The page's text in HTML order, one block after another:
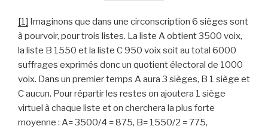
[1] Imaginons que dans une circonscription 6 sièges sont
à pourvoir, pour trois listes. La liste A obtient 3500 voix,
la liste B 1550 et la liste C 950 voix soit au total 6000
suffrages exprimés donc un quotient électoral de 1000
voix. Dans un premier temps A aura 3 sièges, B 1 siège et
C aucun. Pour répartir les restes on ajoutera 1 siège
virtuel à chaque liste et on cherchera la plus forte
moyenne : A= 3500/4 = 875, B= 1550/2 = 775,